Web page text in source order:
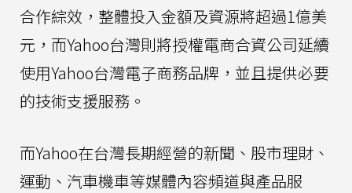
合作綜效，整體投入金額及資源將超過1億美
元，而Yahoo台灣則將授權電商合資公司延續
使用Yahoo台灣電子商務品牌，並且提供必要
的技術支援服務。
而Yahoo在台灣長期經營的新聞、股市理財、
運動、汽車機車等媒體內容頻道與產品服